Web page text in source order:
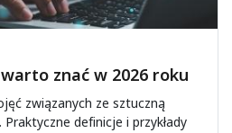
znać w 2026 roku
związanych ze sztuczną
definicje i przykłady